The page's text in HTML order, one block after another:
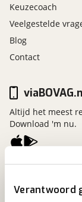
Verantwoord
Keuzecoach
Veelgestelde
Blog
Contact
3981 AJ
Altijd het meest
Download 'm nu.